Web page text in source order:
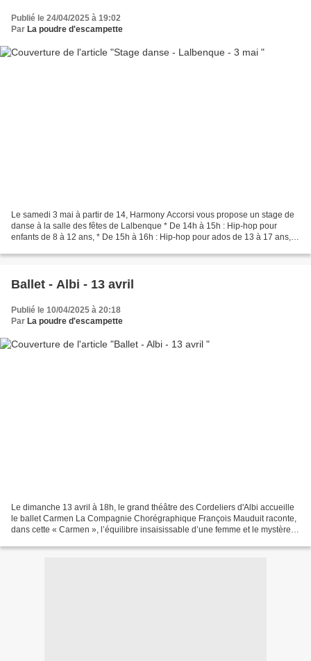
Publié le 24/04/2025 à 19:02
Par La poudre d'escampette
Le samedi 3 mai à partir de 14, Harmony Accorsi vous propose un stage de
danse à la salle des fêtes de Lalbenque * De 14h à 15h : Hip-hop pour
enfants de 8 à 12 ans, * De 15h à 16h : Hip-hop pour ados de 13 à 17 ans, *
Ballet - Albi - 13 avril
Publié le 10/04/2025 à 20:18
Par La poudre d'escampette
Le dimanche 13 avril à 18h, le grand théâtre des Cordeliers d'Albi accueille
le ballet Carmen La Compagnie Chorégraphique François Mauduit raconte,
dans cette « Carmen », l’équilibre insaisissable d’une femme et le mystère